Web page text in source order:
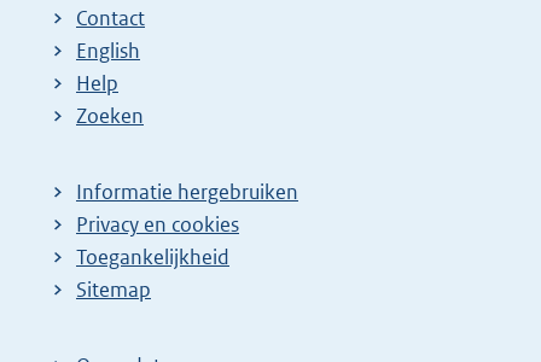
Contact
English
Help
Zoeken
Informatie hergebruiken
Privacy en cookies
Toegankelijkheid
Sitemap